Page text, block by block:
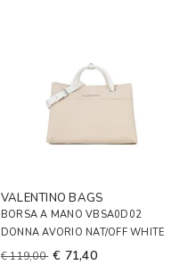
VALENTINO BAGS
BORSA A MANO VBSA0D02
DONNA AVORIO NAT/OFF WHITE
€ 119,00 € 71,40